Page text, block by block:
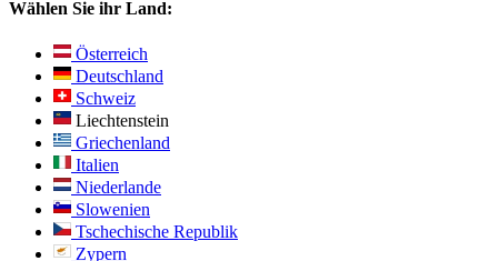
Wählen Sie ihr Land:
Österreich
Deutschland
Schweiz
Liechtenstein
Griechenland
Italien
Niederlande
Slowenien
Tschechische Republik
Zypern